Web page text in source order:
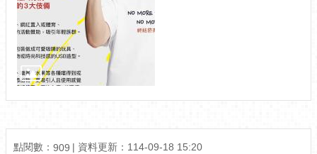
點閱數： 909 資料更新： 114-09-18 15:20